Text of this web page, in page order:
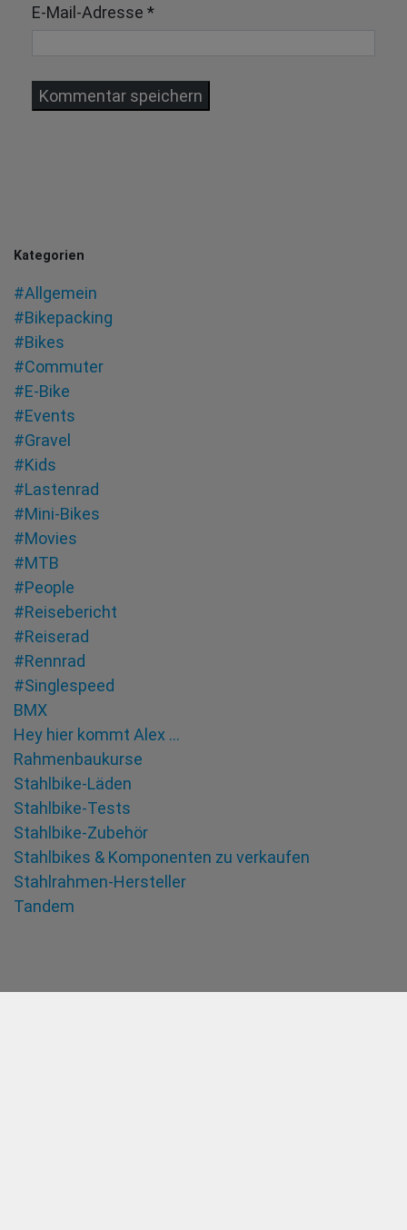
E-Mail-Adresse *
Kategorien
#Allgemein
#Bikepacking
#Bikes
#Commuter
#E-Bike
#Events
#Gravel
#Kids
#Lastenrad
#Mini-Bikes
#Movies
#MTB
#People
#Reisebericht
#Reiserad
#Rennrad
#Singlespeed
BMX
Hey hier kommt Alex …
Rahmenbaukurse
Stahlbike-Läden
Stahlbike-Tests
Stahlbike-Zubehör
Stahlbikes & Komponenten zu verkaufen
Stahlrahmen-Hersteller
Tandem